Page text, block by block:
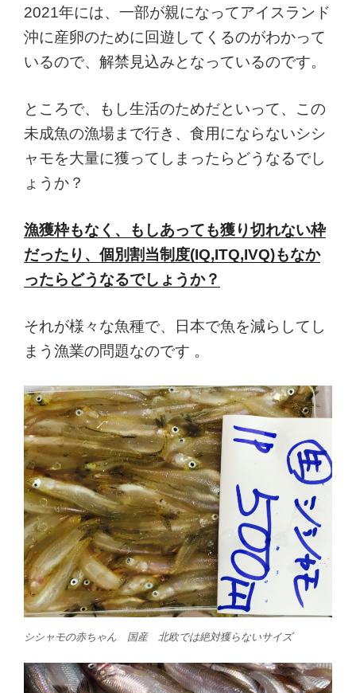
2021年には、一部が親になってアイスランド
沖に産卵のために回遊してくるのがわかって
いるので、解禁見込みとなっているのです。
ところで、もし生活のためだといって、この
未成魚の漁場まで行き、食用にならないシシ
ャモを大量に獲ってしまったらどうなるでし
ょうか？
漁獲枠もなく、もしあっても獲り切れない枠
だったり、個別割当制度(IQ,ITQ,IVQ)もなか
ったらどうなるでしょうか？
それが様々な魚種で、日本で魚を減らしてし
まう漁業の問題なのです 。
シシャモの赤ちゃん 国産 北欧では絶対獲らないサイズ